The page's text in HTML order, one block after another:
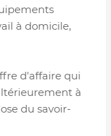
à domicile,
d'affaire qui
à
du savoir-